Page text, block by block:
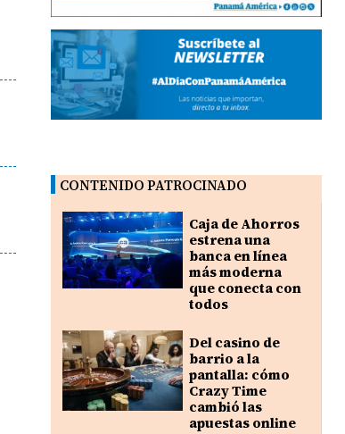
CONTENIDO PATROCINADO
Caja de Ahorros
estrena una
banca en línea
más moderna
que conecta con
todos
Del casino de
barrio a la
pantalla: cómo
Crazy Time
cambió las
apuestas online